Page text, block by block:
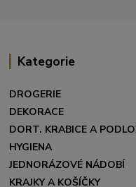
Kategorie
DROGERIE
DEKORACE
DORT. KRABICE A
HYGIENA
JEDNORÁZOVÉ NÁDOBÍ
KRAJKY A KOŠÍČKY